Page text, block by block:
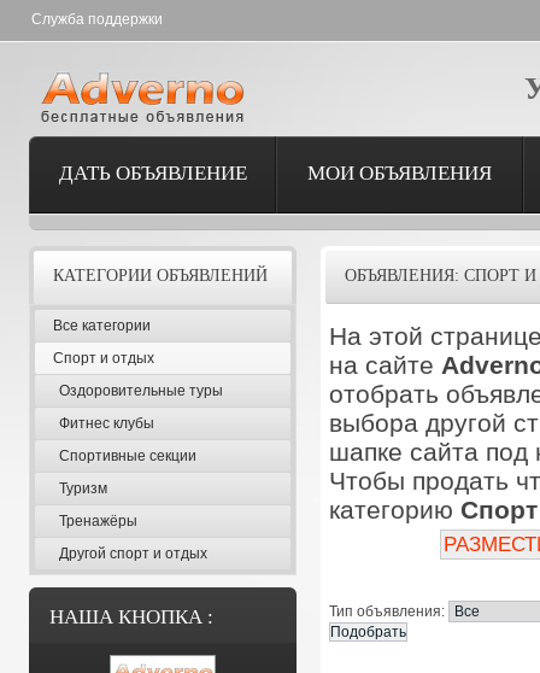
Служба поддержки
ДАТЬ ОБЪЯВЛЕНИЕ МОИ ОБЪЯВЛЕНИЯ
КАТЕГОРИИ ОБЪЯВЛЕНИЙ
Все категории
Спорт и отдых
Оздоровительные туры
Фитнес клубы
Спортивные секции
Туризм
Тренажёры
Другой спорт и отдых
НАША КНОПКА :
ОБЪЯВЛЕНИЯ: СПОРТ
На этой
на сайте
отобрать
выбора другой
шапке сайта
Чтобы продать
категорию
Тип объявления: